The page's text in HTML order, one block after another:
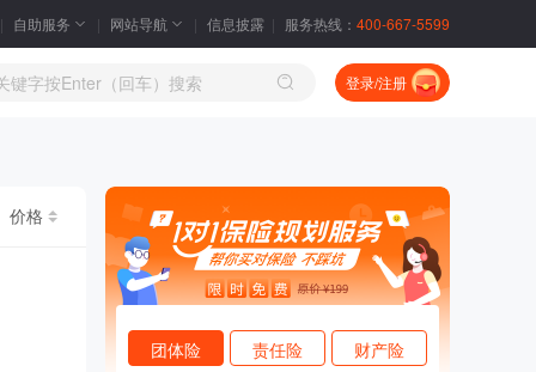
自助服务 网站导航 信息披露 服务热线： 400-667-5599
登录/注册
价格
团体险 责任险 财产险